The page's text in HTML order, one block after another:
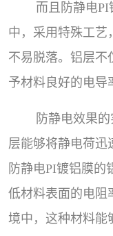
而且防静电
中，采用特殊工艺
不易脱落。铝层不
予材料良好的电导
防静电效果
层能够将静电荷迅
防静电PI镀铝膜的
低材料表面的电阻
境中，这种材料能